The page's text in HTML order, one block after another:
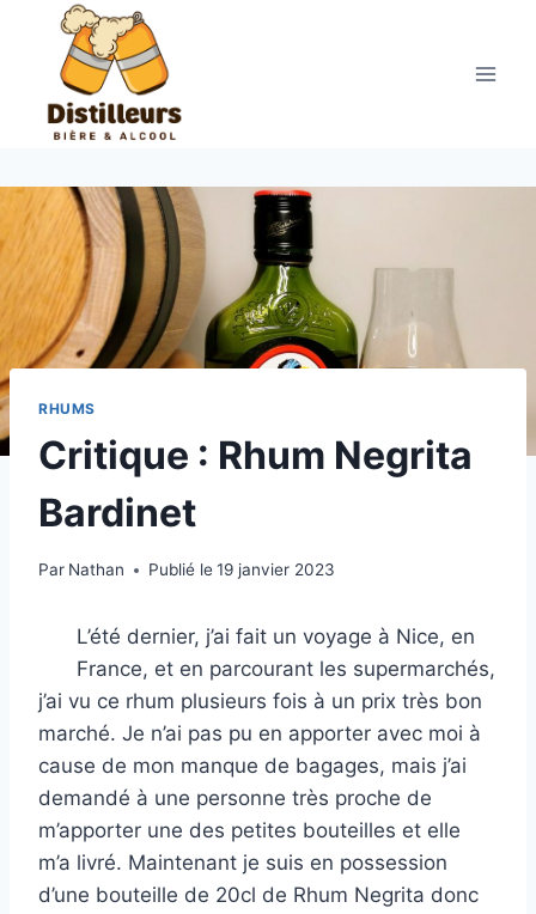
contenu
RHUMS
Critique : Rhum Negrita
Bardinet
Par Nathan Publié le 19 janvier 2023
L’été dernier, j’ai fait un voyage à Nice, en
France, et en parcourant les supermarchés,
j’ai vu ce rhum plusieurs fois à un prix très bon
marché. Je n’ai pas pu en apporter avec moi à
cause de mon manque de bagages, mais j’ai
demandé à une personne très proche de
m’apporter une des petites bouteilles et elle
m’a livré. Maintenant je suis en possession
d’une bouteille de 20cl de Rhum Negrita donc